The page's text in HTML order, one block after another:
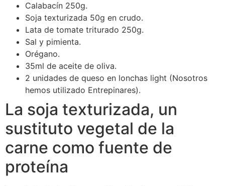
Calabacín 250g.
Soja texturizada 50g en crudo.
Lata de tomate triturado 250g.
Sal y pimienta.
Orégano.
35ml de aceite de oliva.
2 unidades de queso en lonchas light (Nosotros
hemos utilizado Entrepinares).
La soja texturizada, un
sustituto vegetal de la
carne como fuente de
proteína